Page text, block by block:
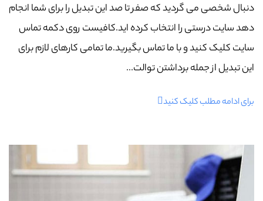
دنبال شخصی می گردید که صفر تا صد این تبدیل را برای شما انجام
دهد سایت درستی را انتخاب کرده اید.کافیست روی دکمه تماس
سایت کلیک کنید و با ما تماس بگیرید.ما تمامی کارهای لازم برای
این تبدیل از جمله برداشتن توالت...
برای ادامه مطلب کلیک کنید